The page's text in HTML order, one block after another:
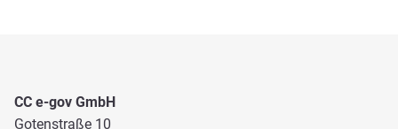
CC e-gov GmbH
Gotenstraße 10